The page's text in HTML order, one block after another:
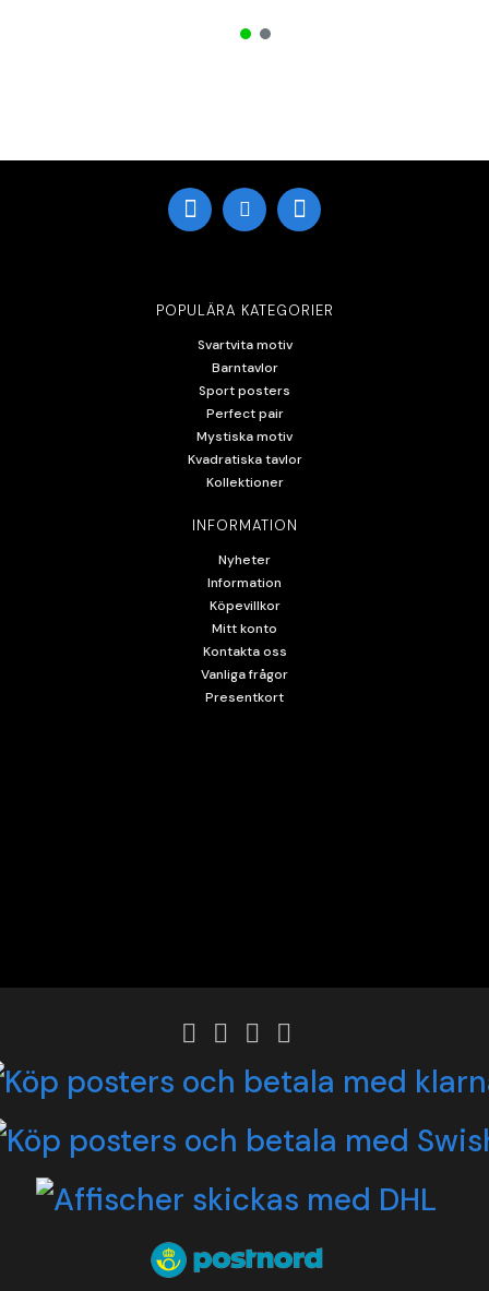
POPULÄRA KATEGORIER
Svartvita motiv
Barntavlor
Sport posters
Perfect pair
Mystiska motiv
Kvadratiska tavlor
Kollektioner
INFORMATION
Nyheter
Information
Köpevillkor
Mitt konto
Kontakta oss
Vanliga frågor
Presentkort